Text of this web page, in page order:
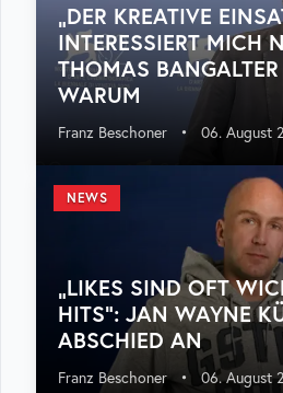
„DER KREATIVE
INTERESSIERT MICH
THOMAS BANGALTER
WARUM
Franz Beschoner • 06. August
NEWS
„LIKES SIND OFT
HITS“: JAN WAYNE
ABSCHIED AN
Franz Beschoner • 06. August